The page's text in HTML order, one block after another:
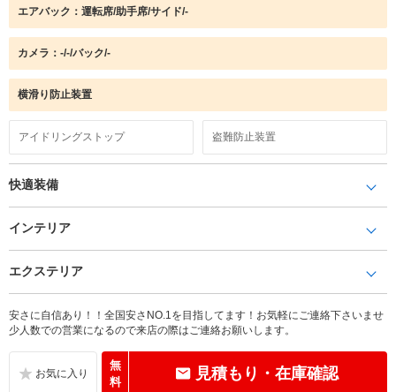
エアバック：運転席/助手席/サイド/-
カメラ：-/-/バック/-
横滑り防止装置
アイドリングストップ 盗難防止装置
快適装備
インテリア
エクステリア
安さに自信あり！！全国安さNO.1を目指してます！お気軽にご連絡下さいませ
少人数での営業になるので来店の際はご連絡お願いします。
無
料
見積もり・在庫確認